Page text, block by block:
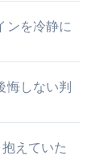
ンを冷静に
悔しない判
えていた